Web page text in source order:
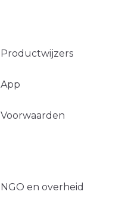
Productwijzers
App
Voorwaarden
NGO en overheid